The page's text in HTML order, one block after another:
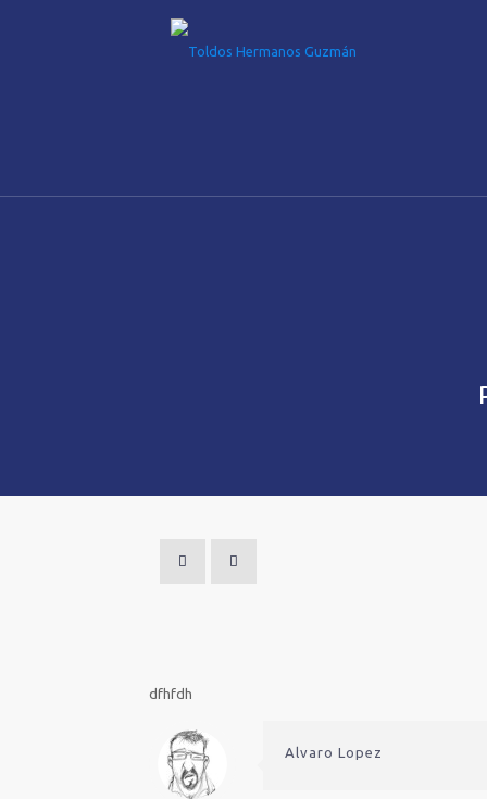
dfhfdh
Alvaro Lopez